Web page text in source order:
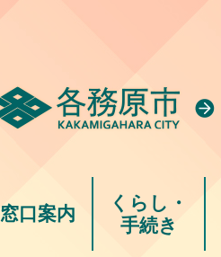
窓口案内
くらし・
手続き